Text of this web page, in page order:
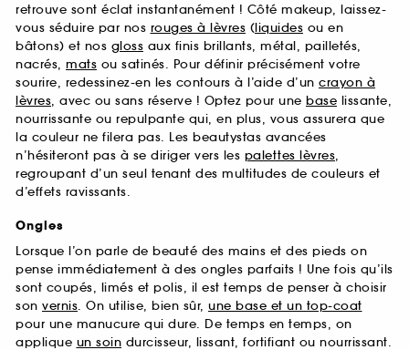
retrouve sont éclat instantanément ! Côté makeup, laissez-
vous séduire par nos rouges à lèvres (liquides ou en
bâtons) et nos gloss aux finis brillants, métal, pailletés,
nacrés, mats ou satinés. Pour définir précisément votre
sourire, redessinez-en les contours à l’aide d’un crayon à
lèvres, avec ou sans réserve ! Optez pour une base lissante,
nourrissante ou repulpante qui, en plus, vous assurera que
la couleur ne filera pas. Les beautystas avancées
n’hésiteront pas à se diriger vers les palettes lèvres,
regroupant d’un seul tenant des multitudes de couleurs et
d’effets ravissants.
Ongles
Lorsque l’on parle de beauté des mains et des pieds on
pense immédiatement à des ongles parfaits ! Une fois qu’ils
sont coupés, limés et polis, il est temps de penser à choisir
son vernis. On utilise, bien sûr, une base et un top-coat
pour une manucure qui dure. De temps en temps, on
applique un soin durcisseur, lissant, fortifiant ou nourrissant.